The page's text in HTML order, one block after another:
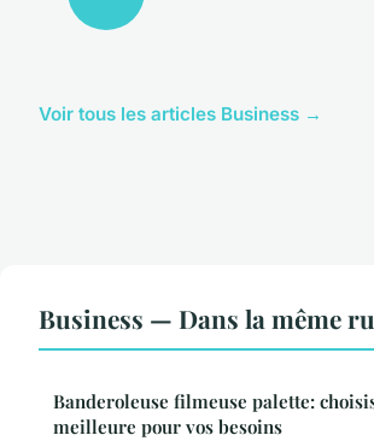
Voir tous les articles Business →
Business — Dans la même
Banderoleuse filmeuse palette:
meilleure pour vos besoins